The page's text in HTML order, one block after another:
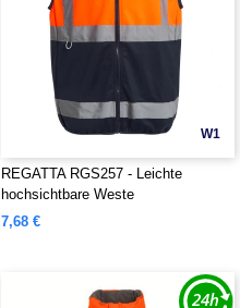
W1
REGATTA RGS257 - Leichte
hochsichtbare Weste
7,68 €